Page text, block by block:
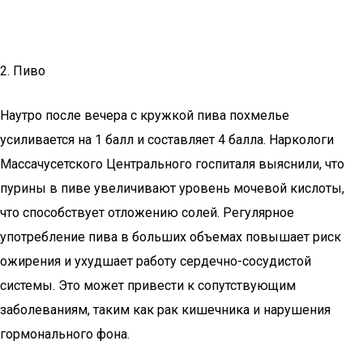
2. Пиво
Наутро после вечера с кружкой пива похмелье
усиливается на 1 балл и составляет 4 балла. Наркологи
Массачусетского Центрального госпиталя выяснили, что
пурины в пиве увеличивают уровень мочевой кислоты,
что способствует отложению солей. Регулярное
употребление пива в больших объемах повышает риск
ожирения и ухудшает работу сердечно-сосудистой
системы. Это может привести к сопутствующим
заболеваниям, таким как рак кишечника и нарушения
гормонального фона.